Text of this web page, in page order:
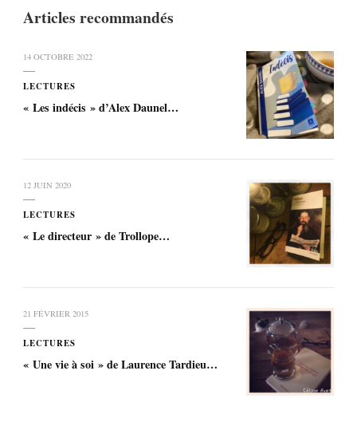
Articles recommandés
14 OCTOBRE 2022
LECTURES
« Les indécis » d’Alex Daunel…
12 JUIN 2020
LECTURES
« Le directeur » de Trollope…
21 FÉVRIER 2015
LECTURES
« Une vie à soi » de Laurence Tardieu…